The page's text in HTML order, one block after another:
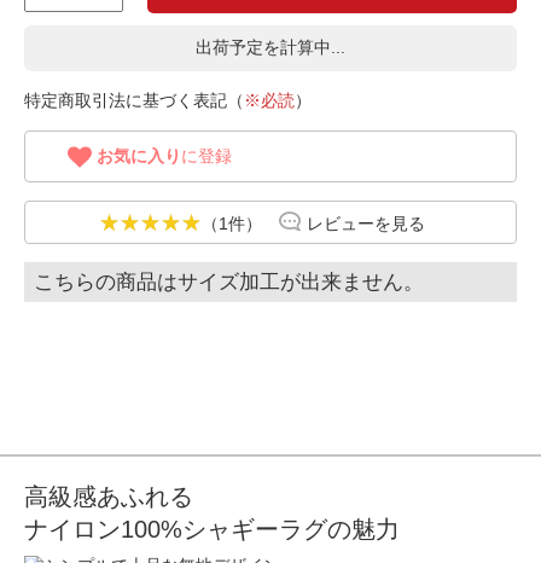
出荷予定を計算中...
特定商取引法に基づく表記（ ※必読）
お気に入り に登録
（1件） レビューを見る
こちらの商品はサイズ加工が出来ません。
高級感あふれる
ナイロン100%シャギーラグの魅力